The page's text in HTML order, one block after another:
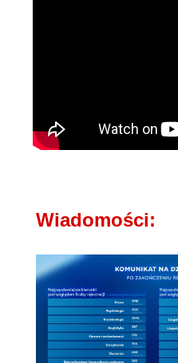
Wiadomości: